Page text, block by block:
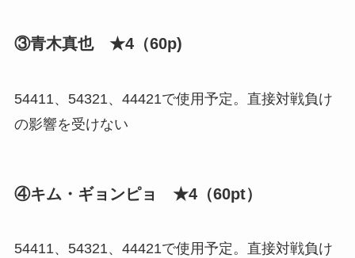
③青木真也 ★4（60p)
54411、54321、44421で使用予定。直接対戦負け
の影響を受けない
④キム・ギョンピョ ★4（60pt）
54411、54321、44421で使用予定。直接対戦負け